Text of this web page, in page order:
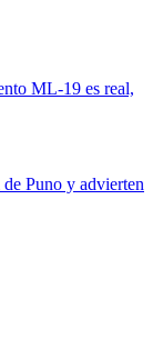
ML-19 es real,
Puno y advierten